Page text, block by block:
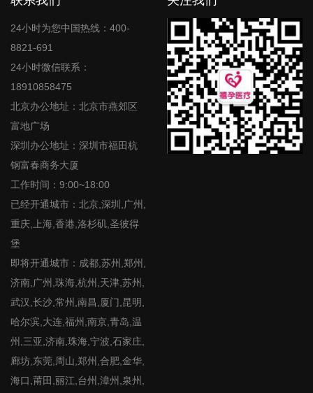
24小时为您中国热线：400-
8821-691
24小时微信联系：
18910858475
北京办公地址：北京市燕郊区
富地广场
深圳办公地址：深圳市福田杭
钢富春商务大厦
工作时间：9:00~18:00
已经开通城市：北京,深圳,广州,
重庆,上海,香港,洛杉矶,圣彼得
堡
即将开通城市：成都,苏州,郑州,
济南,广州,珠海,杭州,天津,苏州,
武汉,长沙,常州,南昌,厦门,昆明,
哈尔滨,大连,福州,南京,青岛,温
州,三亚,济南,珠海,宁波,石家庄,
廊坊,东莞,周山,郑州,合肥,金华,
海口,莆田,丽江,台州,漳州,泉州,